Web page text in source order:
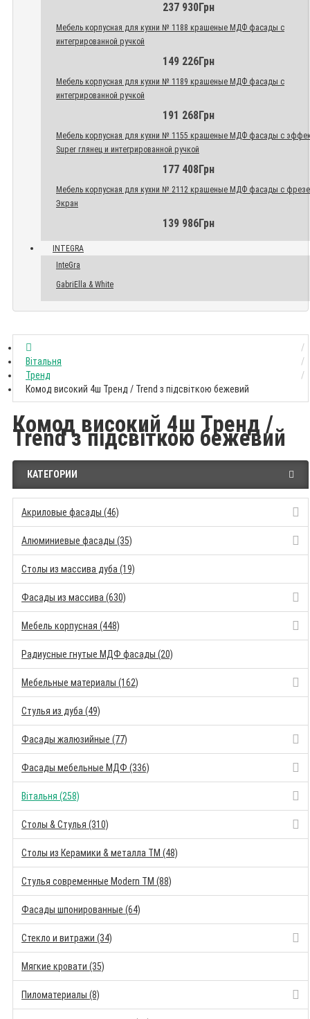
237 930Грн
Мебель корпусная для кухни № 1188 крашеные МДФ фасады с
интегрированной ручкой
149 226Грн
Мебель корпусная для кухни № 1189 крашеные МДФ фасады с
интегрированной ручкой
191 268Грн
Мебель корпусная для кухни № 1155 крашеные МДФ фасады с
Super глянец и интегрированной ручкой
177 408Грн
Мебель корпусная для кухни № 2112 крашеные МДФ фасады с
Экран
139 986Грн
INTEGRA
InteGra
GabriElla & White
Вітальня
Тренд
Комод високий 4ш Тренд / Trend з підсвіткою бежевий
Комод високий 4ш Тренд /
Trend з підсвіткою бежевий
КАТЕГОРИИ
Акриловые фасады (46)
Алюминиевые фасады (35)
Столы из массива дуба (19)
Фасады из массива (630)
Мебель корпусная (448)
Радиусные гнутые МДФ фасады (20)
Мебельные материалы (162)
Стулья из дуба (49)
Фасады жалюзийные (77)
Фасады мебельные МДФ (336)
Вітальня (258)
Столы & Стулья (310)
Столы из Керамики & металла TM (48)
Стулья современные Modern TM (88)
Фасады шпонированные (64)
Стекло и витражи (34)
Мягкие кровати (35)
Пиломатериалы (8)